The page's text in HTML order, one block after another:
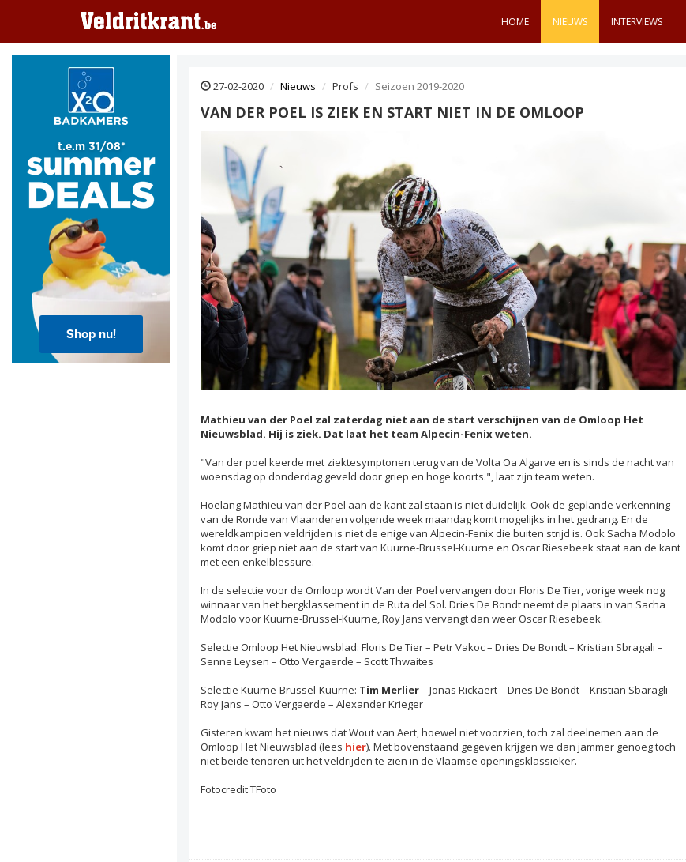
HOME NIEUWS INTERVIEWS
27-02-2020 Nieuws Profs Seizoen 2019-2020
VAN DER POEL IS ZIEK EN START NIET IN DE OMLOOP
Mathieu van der Poel zal zaterdag niet aan de start verschijnen van de Omloop Het
Nieuwsblad. Hij is ziek. Dat laat het team Alpecin-Fenix weten.
"Van der poel keerde met ziektesymptonen terug van de Volta Oa Algarve en is sinds de nacht van
woensdag op donderdag geveld door griep en hoge koorts.", laat zijn team weten.
Hoelang Mathieu van der Poel aan de kant zal staan is niet duidelijk. Ook de geplande verkenning
van de Ronde van Vlaanderen volgende week maandag komt mogelijks in het gedrang. En de
wereldkampioen veldrijden is niet de enige van Alpecin-Fenix die buiten strijd is. Ook Sacha Modolo
komt door griep niet aan de start van Kuurne-Brussel-Kuurne en Oscar Riesebeek staat aan de kant
met een enkelblessure.
In de selectie voor de Omloop wordt Van der Poel vervangen door Floris De Tier, vorige week nog
winnaar van het bergklassement in de Ruta del Sol. Dries De Bondt neemt de plaats in van Sacha
Modolo voor Kuurne-Brussel-Kuurne, Roy Jans vervangt dan weer Oscar Riesebeek.
Selectie Omloop Het Nieuwsblad: Floris De Tier – Petr Vakoc – Dries De Bondt – Kristian Sbragali –
Senne Leysen – Otto Vergaerde – Scott Thwaites
Selectie Kuurne-Brussel-Kuurne: Tim Merlier– Jonas Rickaert – Dries De Bondt – Kristian Sbaragli –
Roy Jans – Otto Vergaerde – Alexander Krieger
Gisteren kwam het nieuws dat Wout van Aert, hoewel niet voorzien, toch zal deelnemen aan de
Omloop Het Nieuwsblad (lees hier). Met bovenstaand gegeven krijgen we dan jammer genoeg toch
niet beide tenoren uit het veldrijden te zien in de Vlaamse openingsklassieker.
Fotocredit TFoto